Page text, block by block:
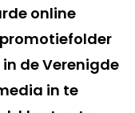
online
de Verenigde
in te